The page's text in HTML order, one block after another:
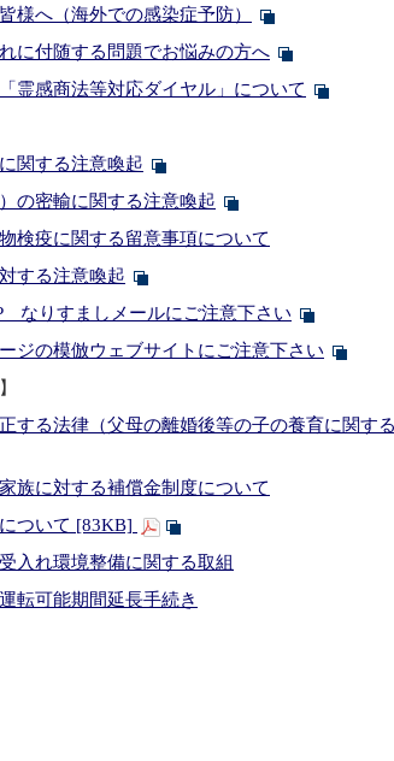
様へ（海外での感染症予防）
に付随する問題でお悩みの方へ
霊感商法等対応ダイヤル」について
関する注意喚起
の密輸に関する注意喚起
検疫に関する留意事項について
する注意喚起
なりすましメールにご注意下さい
ジの模倣ウェブサイトにご注意下さい
する法律（父母の離婚後等の子の養育に関す
族に対する補償金制度について
ついて [83KB]
入れ環境整備に関する取組
転可能期間延長手続き